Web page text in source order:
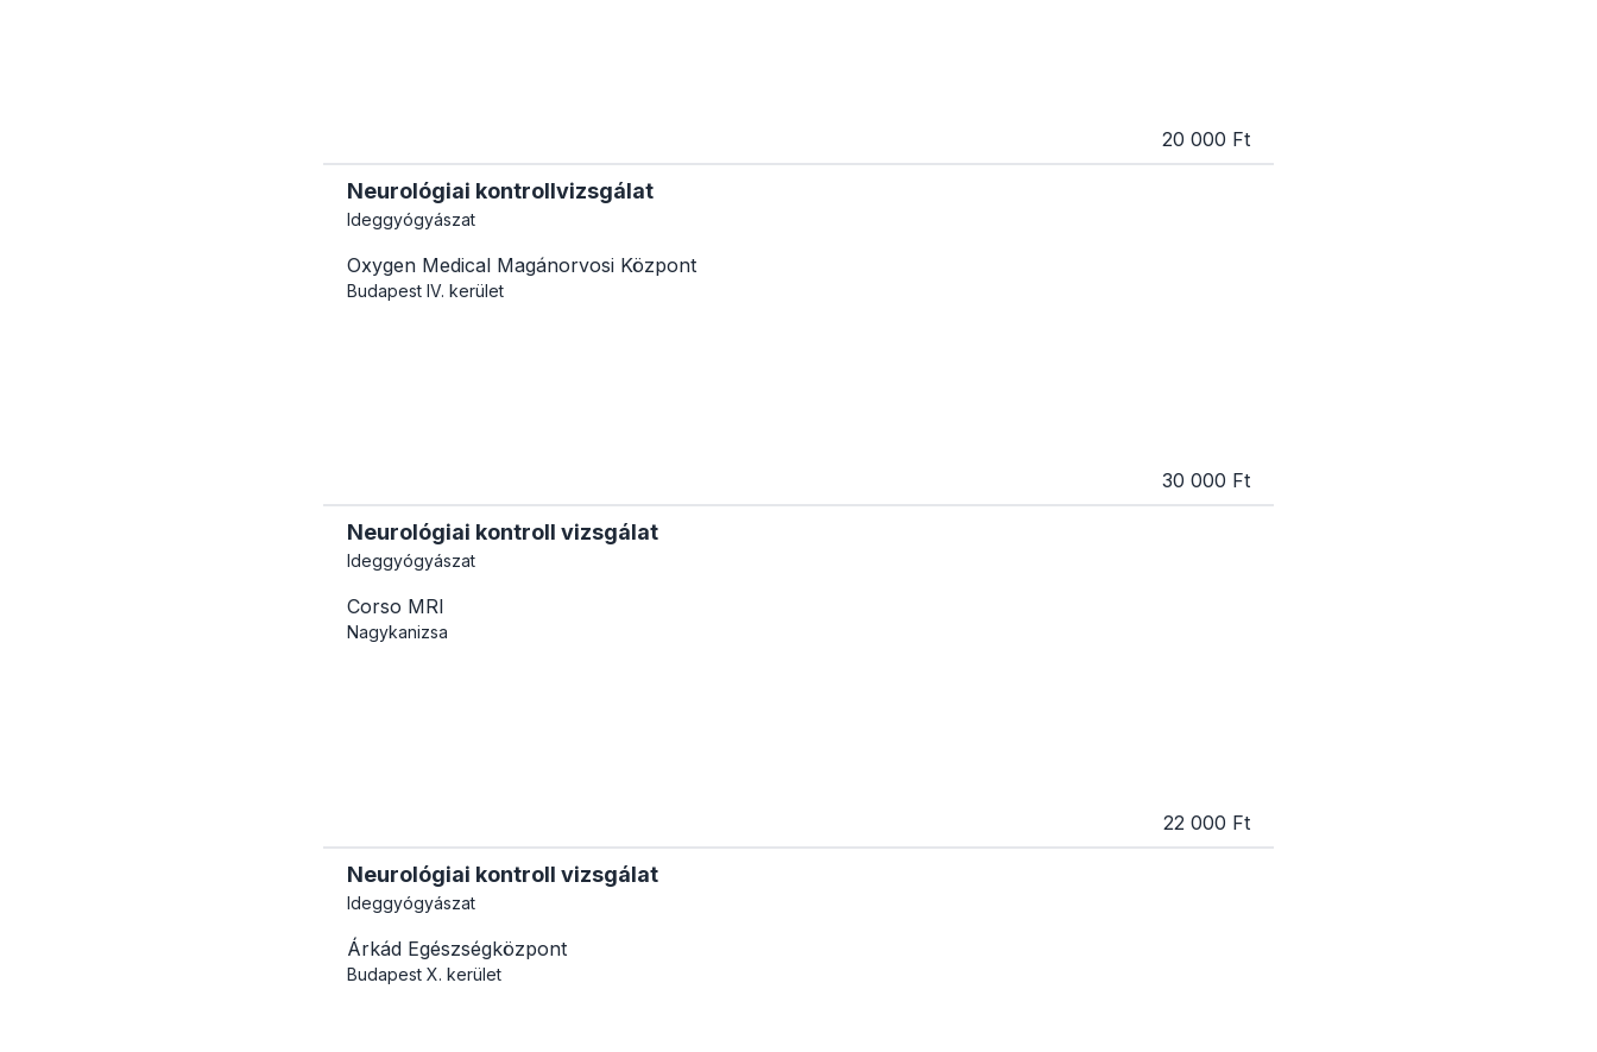
20 000 Ft
Neurológiai kontrollvizsgálat
Ideggyógyászat
Oxygen Medical Magánorvosi Központ
Budapest IV. kerület
30 000 Ft
Neurológiai kontroll vizsgálat
Ideggyógyászat
Corso MRI
Nagykanizsa
22 000 Ft
Neurológiai kontroll vizsgálat
Ideggyógyászat
Árkád Egészségközpont
Budapest X. kerület